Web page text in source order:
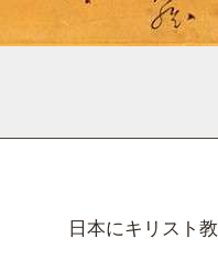
日本にキリスト